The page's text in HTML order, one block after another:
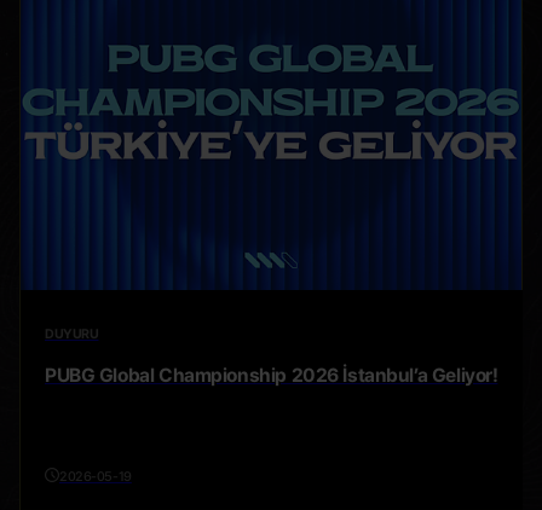
DUYURU
PUBG Global Championship 2026 İstanbul’a Geliyor!
2026-05-19